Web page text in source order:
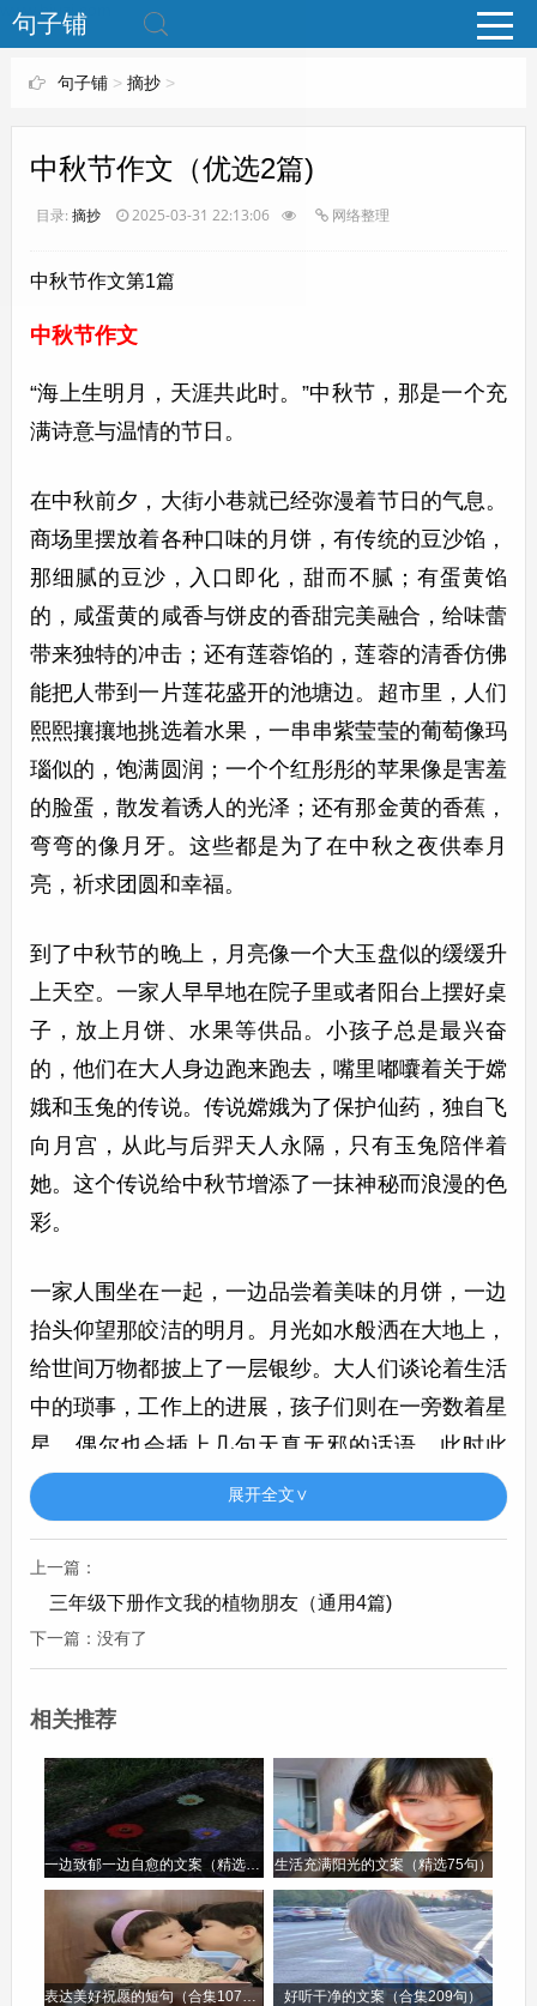
www.bjuzi.com
句子铺
句子铺> 摘抄>
中秋节作文（优选2篇)
目录: 摘抄 2025-03-31 22:13:06 网络整理
中秋节作文第1篇
中秋节作文
“海上生明月，天涯共此时。”中秋节，那是一个充
满诗意与温情的节日。
在中秋前夕，大街小巷就已经弥漫着节日的气息。
商场里摆放着各种口味的月饼，有传统的豆沙馅，
那细腻的豆沙，入口即化，甜而不腻；有蛋黄馅
的，咸蛋黄的咸香与饼皮的香甜完美融合，给味蕾
带来独特的冲击；还有莲蓉馅的，莲蓉的清香仿佛
能把人带到一片莲花盛开的池塘边。超市里，人们
熙熙攘攘地挑选着水果，一串串紫莹莹的葡萄像玛
瑙似的，饱满圆润；一个个红彤彤的苹果像是害羞
的脸蛋，散发着诱人的光泽；还有那金黄的香蕉，
弯弯的像月牙。这些都是为了在中秋之夜供奉月
亮，祈求团圆和幸福。
到了中秋节的晚上，月亮像一个大玉盘似的缓缓升
上天空。一家人早早地在院子里或者阳台上摆好桌
子，放上月饼、水果等供品。小孩子总是最兴奋
的，他们在大人身边跑来跑去，嘴里嘟囔着关于嫦
娥和玉兔的传说。传说嫦娥为了保护仙药，独自飞
向月宫，从此与后羿天人永隔，只有玉兔陪伴着
她。这个传说给中秋节增添了一抹神秘而浪漫的色
彩。
一家人围坐在一起，一边品尝着美味的月饼，一边
抬头仰望那皎洁的明月。月光如水般洒在大地上，
给世间万物都披上了一层银纱。大人们谈论着生活
中的琐事，工作上的进展，孩子们则在一旁数着星
星，偶尔也会插上几句天真无邪的话语。此时此
刻，家庭的温暖与团圆的幸福弥漫在空气中，仿佛
世间一切烦恼都被抛诸脑后。
在这个快节奏的现代社会，中秋节就像是一个宁静
的港湾。它让奔波的游子停下脚步，回到家人身
边；它让平日里忙碌的人们放下手中的工作，去感
受亲情的珍贵。中秋节，不仅仅是一个节日，更是
中秋节作文第2篇
中秋节作文
中秋，那是一个充满诗意与温情的节日。自古以
来，中秋就被赋予了团圆的意义，如同明月照亮了
人们心中最柔软的角落。
展开全文∨
上一篇：
三年级下册作文我的植物朋友（通用4篇)
下一篇：没有了
相关推荐
一边致郁一边自愈的文案（精选96句） 生活充满阳光的文案（精选75句）
表达美好祝愿的短句（合集107句） 好听干净的文案（合集209句）